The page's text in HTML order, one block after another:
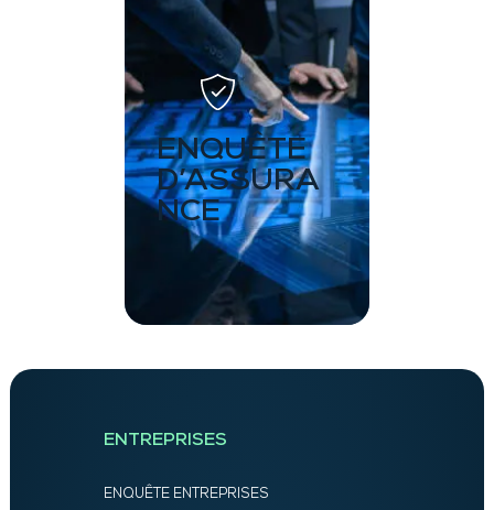
ENQUÊTE
D’ASSURA
NCE
ENTREPRISES
ENQUÊTE ENTREPRISES